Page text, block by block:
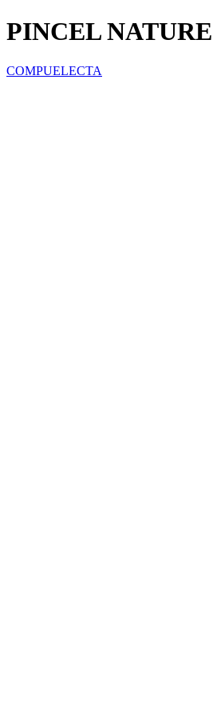
PINCEL
COMPUELECTA